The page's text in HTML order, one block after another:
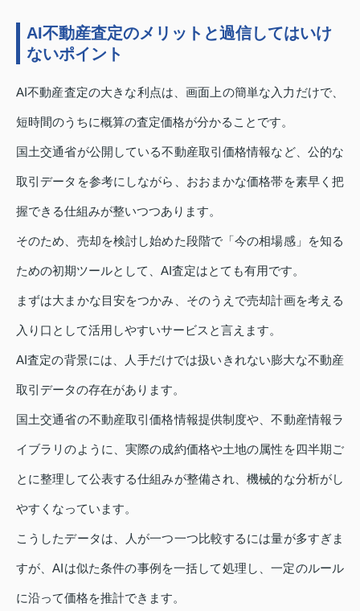
AI不動産査定のメリットと過信してはいけ
ないポイント
AI不動産査定の大きな利点は、画面上の簡単な入力だけで、
短時間のうちに概算の査定価格が分かることです。
国土交通省が公開している不動産取引価格情報など、公的な
取引データを参考にしながら、おおまかな価格帯を素早く把
握できる仕組みが整いつつあります。
そのため、売却を検討し始めた段階で「今の相場感」を知る
ための初期ツールとして、AI査定はとても有用です。
まずは大まかな目安をつかみ、そのうえで売却計画を考える
入り口として活用しやすいサービスと言えます。
AI査定の背景には、人手だけでは扱いきれない膨大な不動産
取引データの存在があります。
国土交通省の不動産取引価格情報提供制度や、不動産情報ラ
イブラリのように、実際の成約価格や土地の属性を四半期ご
とに整理して公表する仕組みが整備され、機械的な分析がし
やすくなっています。
こうしたデータは、人が一つ一つ比較するには量が多すぎま
すが、AIは似た条件の事例を一括して処理し、一定のルール
に沿って価格を推計できます。